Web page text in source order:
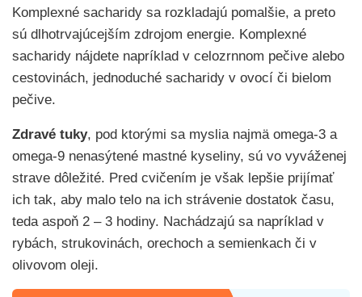
Komplexné sacharidy sa rozkladajú pomalšie, a preto
sú dlhotrvajúcejším zdrojom energie. Komplexné
sacharidy nájdete napríklad v celozrnnom pečive alebo
cestovinách, jednoduché sacharidy v ovocí či bielom
pečive.
Zdravé tuky, pod ktorými sa myslia najmä omega-3 a
omega-9 nenasýtené mastné kyseliny, sú vo vyváženej
strave dôležité. Pred cvičením je však lepšie prijímať
ich tak, aby malo telo na ich strávenie dostatok času,
teda aspoň 2 – 3 hodiny. Nachádzajú sa napríklad v
rybách, strukovinách, orechoch a semienkach či v
olivovom oleji.